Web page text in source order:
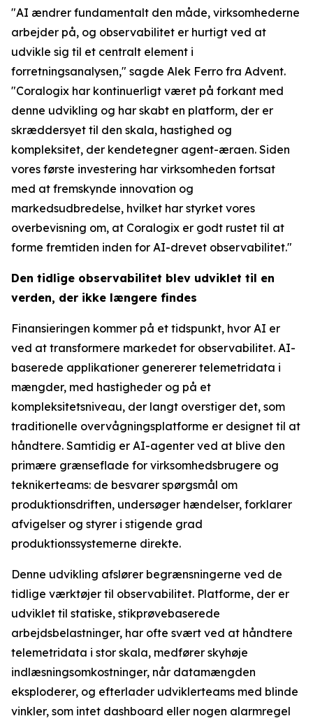
"AI ændrer fundamentalt den måde, virksomhederne
arbejder på, og observabilitet er hurtigt ved at
udvikle sig til et centralt element i
forretningsanalysen," sagde Alek Ferro fra Advent.
"Coralogix har kontinuerligt været på forkant med
denne udvikling og har skabt en platform, der er
skræddersyet til den skala, hastighed og
kompleksitet, der kendetegner agent-æraen. Siden
vores første investering har virksomheden fortsat
med at fremskynde innovation og
markedsudbredelse, hvilket har styrket vores
overbevisning om, at Coralogix er godt rustet til at
forme fremtiden inden for AI-drevet observabilitet."
Den tidlige observabilitet blev udviklet til en
verden, der ikke længere findes
Finansieringen kommer på et tidspunkt, hvor AI er
ved at transformere markedet for observabilitet. AI-
baserede applikationer genererer telemetridata i
mængder, med hastigheder og på et
kompleksitetsniveau, der langt overstiger det, som
traditionelle overvågningsplatforme er designet til at
håndtere. Samtidig er AI-agenter ved at blive den
primære grænseflade for virksomhedsbrugere og
teknikerteams: de besvarer spørgsmål om
produktionsdriften, undersøger hændelser, forklarer
afvigelser og styrer i stigende grad
produktionssystemerne direkte.
Denne udvikling afslører begrænsningerne ved de
tidlige værktøjer til observabilitet. Platforme, der er
udviklet til statiske, stikprøvebaserede
arbejdsbelastninger, har ofte svært ved at håndtere
telemetridata i stor skala, medfører skyhøje
indlæsningsomkostninger, når datamængden
eksploderer, og efterlader udviklerteams med blinde
vinkler, som intet dashboard eller nogen alarmregel